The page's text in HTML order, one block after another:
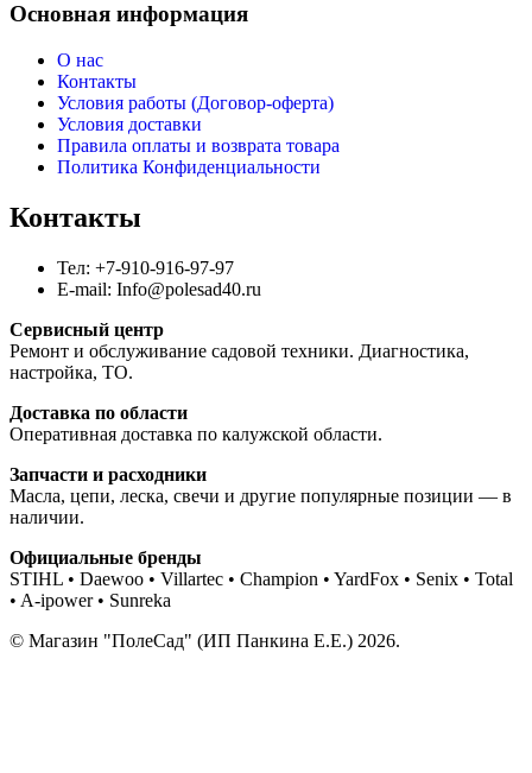
Основная информация
О нас
Контакты
Условия работы (Договор-оферта)
Условия доставки
Правила оплаты и возврата товара
Политика Конфиденциальности
Контакты
Тел: +7-910-916-97-97
E-mail: Info@polesad40.ru
Сервисный центр
Ремонт и обслуживание садовой техники. Диагностика,
настройка, ТО.
Доставка по области
Оперативная доставка по калужской области.
Запчасти и расходники
Масла, цепи, леска, свечи и другие популярные позиции — в
наличии.
Официальные бренды
STIHL • Daewoo • Villartec • Champion • YardFox • Senix • Total
• A-ipower • Sunreka
© Магазин "ПолеСад" (ИП Панкина Е.Е.) 2026.